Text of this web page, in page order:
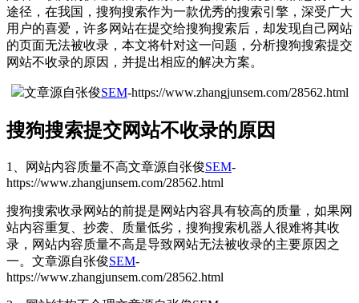
途径，在我国，搜狗搜索作为一款优秀的搜索引擎，深受广大
用户的喜爱，许多网站在提交给搜狗搜索后，却发现自己网站
的页面无法被收录，本文将针对这一问题，分析搜狗搜索提交
网站不收录的原因，并提出相应的解决方案。
文章源自张俊SEM-https://www.zhangjunsem.com/28562.html
搜狗搜索提交网站不收录的原因
1、网站内容质量不高文章源自张俊SEM-
https://www.zhangjunsem.com/28562.html
搜狗搜索收录网站的前提是网站内容具有较高的质量，如果网
站内容重复、抄袭、质量低劣，搜狗搜索机器人很难将其收
录，网站内容质量不高是导致网站无法被收录的主要原因之
一。 文章源自张俊SEM-
https://www.zhangjunsem.com/28562.html